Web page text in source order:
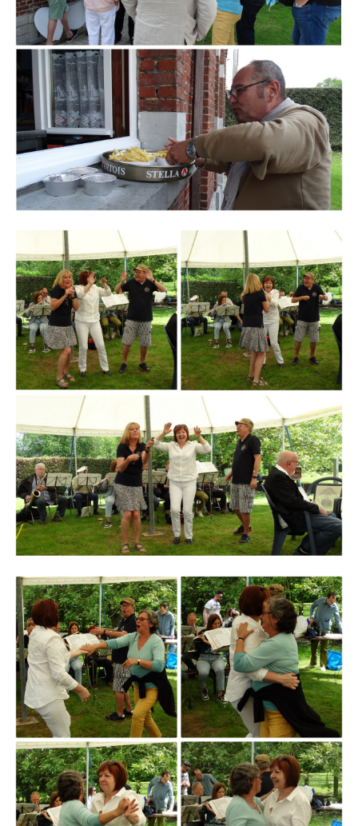
Branding
ARMCHAIR
Branding
ARMCHAIR